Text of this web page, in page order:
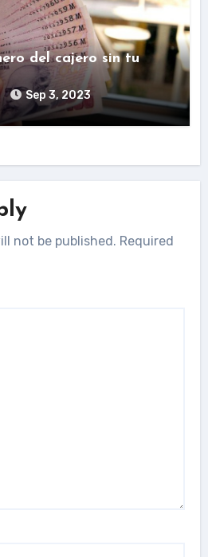
del cajero sin tu
Sep 3, 2023
not be published. Required